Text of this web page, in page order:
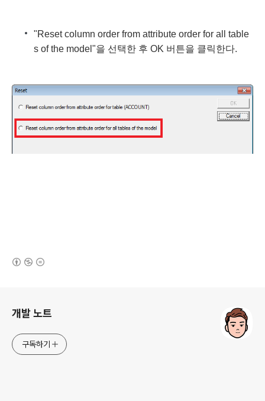
"Reset column order from attribute order for all table
s of the model"을 선택한 후 OK 버튼을 클릭한다.
개발 노트
구독하기